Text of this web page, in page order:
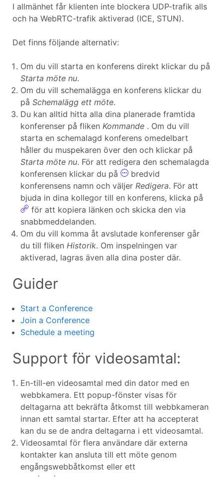
I allmänhet får klienten inte blockera UDP-trafik alls
och ha WebRTC-trafik aktiverad (ICE, STUN).
Det finns följande alternativ:
Om du vill starta en konferens direkt klickar du på
Starta möte nu.
Om du vill schemalägga en konferens klickar du
på Schemalägg ett möte.
Du kan alltid hitta alla dina planerade framtida
konferenser på fliken Kommande . Om du vill
starta en schemalagd konferens omedelbart
håller du muspekaren över den och klickar på
Starta möte nu. För att redigera den schemalagda
konferensen klickar du på
bredvid
konferensens namn och väljer Redigera. För att
bjuda in dina kollegor till en konferens, klicka på
för att kopiera länken och skicka den via
snabbmeddelanden.
Om du vill komma åt avslutade konferenser går
du till fliken Historik. Om inspelningen var
aktiverad, lagras även alla dina poster där.
Guider
Start a Conference
Join a Conference
Schedule a meeting
Support för videosamtal:
En-till-en videosamtal med din dator med en
webbkamera. Ett popup-fönster visas för
deltagarna att bekräfta åtkomst till webbkameran
innan ett samtal startar. Efter att ha accepterat
kan du se de andra deltagarna i ett videosamtal.
Videosamtal för flera användare där externa
kontakter kan ansluta till ett möte genom
engångswebbåtkomst eller ett